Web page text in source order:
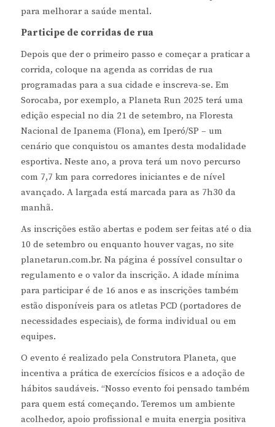
para melhorar a saúde mental.
Participe de corridas de rua
Depois que der o primeiro passo e começar a praticar a
corrida, coloque na agenda as corridas de rua
programadas para a sua cidade e inscreva-se. Em
Sorocaba, por exemplo, a Planeta Run 2025 terá uma
edição especial no dia 21 de setembro, na Floresta
Nacional de Ipanema (Flona), em Iperó/SP – um
cenário que conquistou os amantes desta modalidade
esportiva. Neste ano, a prova terá um novo percurso
com 7,7 km para corredores iniciantes e de nível
avançado. A largada está marcada para as 7h30 da
manhã.
As inscrições estão abertas e podem ser feitas até o dia
10 de setembro ou enquanto houver vagas, no site
planetarun.com.br. Na página é possível consultar o
regulamento e o valor da inscrição. A idade mínima
para participar é de 16 anos e as inscrições também
estão disponíveis para os atletas PCD (portadores de
necessidades especiais), de forma individual ou em
equipes.
O evento é realizado pela Construtora Planeta, que
incentiva a prática de exercícios físicos e a adoção de
hábitos saudáveis. “Nosso evento foi pensado também
para quem está começando. Teremos um ambiente
acolhedor, apoio profissional e muita energia positiva